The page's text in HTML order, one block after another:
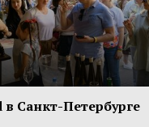
в Санкт-Петербурге